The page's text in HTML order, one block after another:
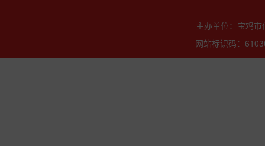
主办单位：宝鸡
网站标识码：